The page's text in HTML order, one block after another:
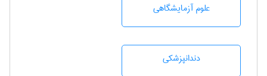
علوم آزمايشگاهی
دندانپزشكی